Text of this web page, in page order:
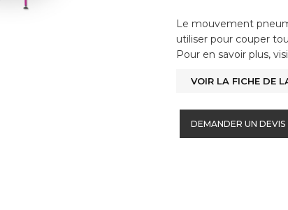
Le mouvement
utiliser pour couper
Pour en savoir plus,
VOIR LA FICHE DE
DEMANDER UN DEVIS